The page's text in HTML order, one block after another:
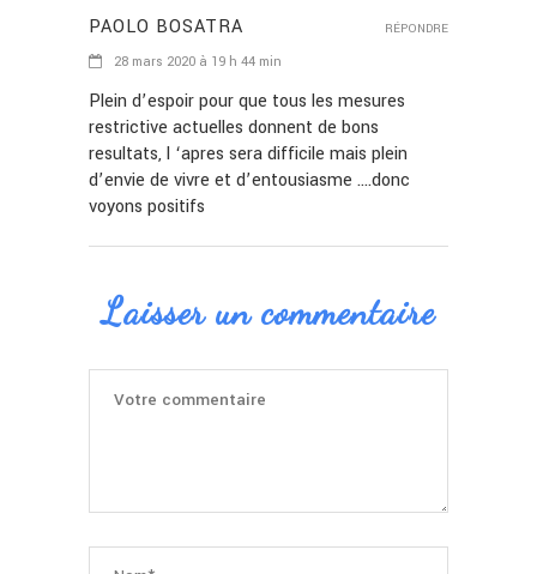
PAOLO BOSATRA
28 mars 2020 à 19 h 44 min
Plein d’espoir pour que tous les mesures
restrictive actuelles donnent de bons
resultats, l ‘apres sera difficile mais plein
d’envie de vivre et d’entousiasme ….donc
voyons positifs
RÉPONDRE
Laisser un commentaire